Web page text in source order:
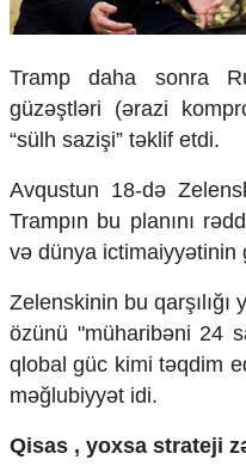
Tramp daha sonra
güzəştləri (ərazi
“sülh sazişi” təklif etdi.
Avqustun 18-də
Trampın bu planını r
və dünya ictimaiyyətinin
Zelenskinin bu
özünü "müharibəni 24
qlobal güc kimi təqdim
məğlubiyyət idi.
Qisas , yoxsa strateji